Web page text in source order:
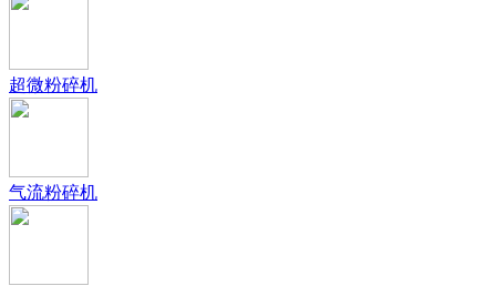
超微粉碎机
气流粉碎机